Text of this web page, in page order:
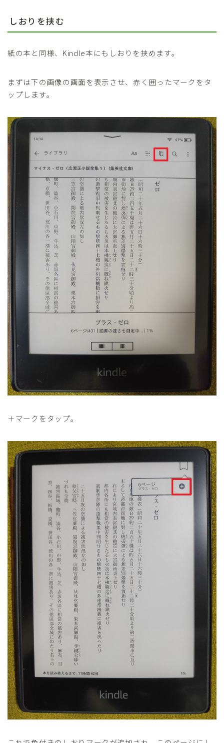
しおりを挟む
紙の本と同様、Kindle本にもしおりを挟めます。
まずは下の画像の画面を表示させ、赤く囲ったマークをタ
ップします。
＋マークをタップ。